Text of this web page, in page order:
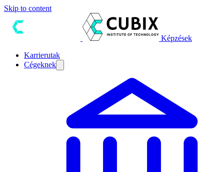
Skip to content
Képzések
Karrierutak
Cégeknek